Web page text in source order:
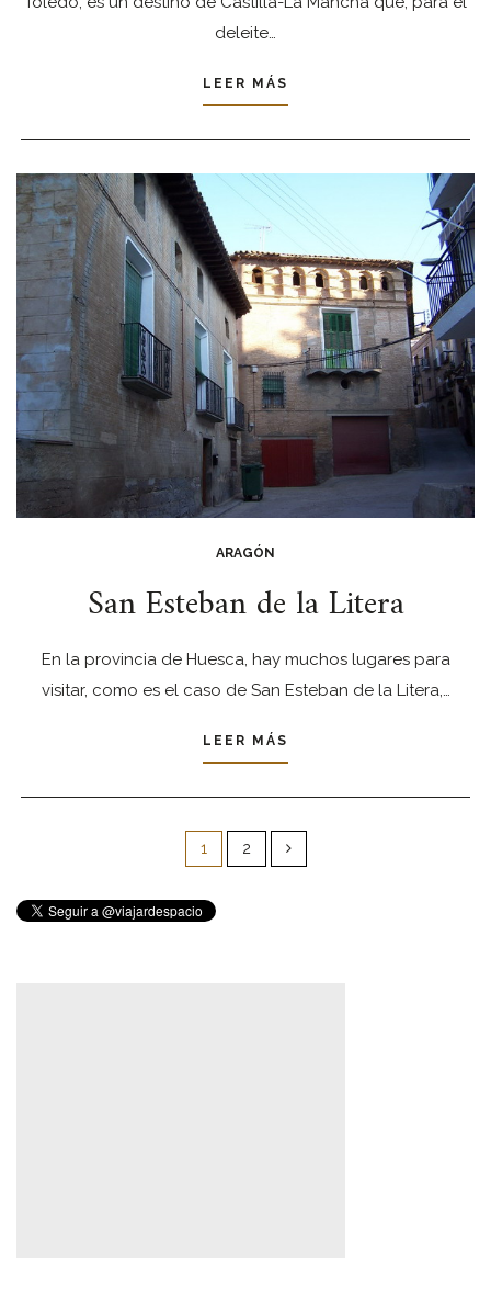
deleite…
LEER MÁS
ARAGÓN
San Esteban de la Litera
En la provincia de Huesca, hay muchos lugares para
visitar, como es el caso de San Esteban de la Litera,…
LEER MÁS
Paginación
entradas
1 2